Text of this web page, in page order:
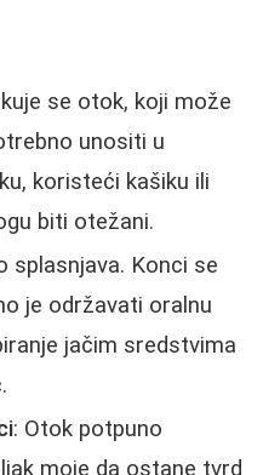
se otok, koji može
unositi u
koristeći kašiku ili
biti otežani.
splasnjava. Konci se
je održavati oralnu
jačim sredstvima
: Otok potpuno
moje da ostane tvrd